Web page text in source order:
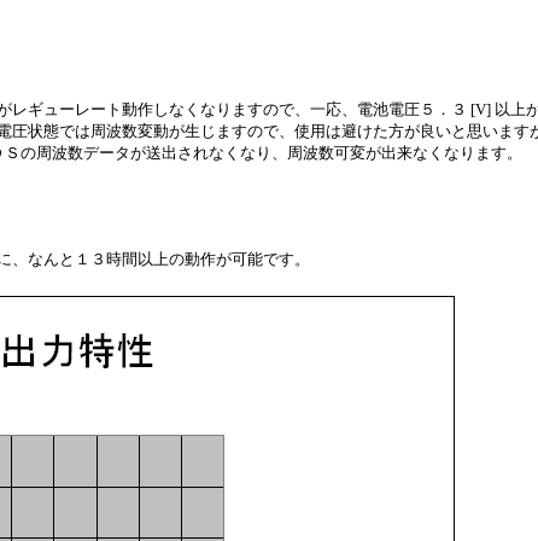
ギューレート動作しなくなりますので、一応、電池電圧５．３ [V] 以上
状態では周波数変動が生じますので、使用は避けた方が良いと思います
の周波数データが送出されなくなり、周波数可変が出来なくなります。
なんと１３時間以上の動作が可能です。